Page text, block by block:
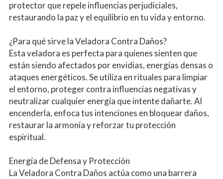
protector que repele influencias perjudiciales,
restaurando la paz y el equilibrio en tu vida y entorno.
¿Para qué sirve la Veladora Contra Daños?
Esta veladora es perfecta para quienes sienten que
están siendo afectados por envidias, energías densas o
ataques energéticos. Se utiliza en rituales para limpiar
el entorno, proteger contra influencias negativas y
neutralizar cualquier energía que intente dañarte. Al
encenderla, enfoca tus intenciones en bloquear daños,
restaurar la armonía y reforzar tu protección
espiritual.
Energía de Defensa y Protección
La Veladora Contra Daños actúa como una barrera